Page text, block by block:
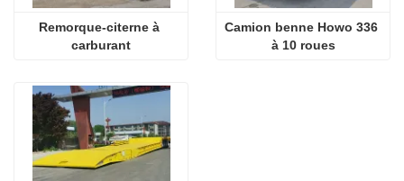
Remorque-citerne à
carburant
Camion benne Howo 336
à 10 roues